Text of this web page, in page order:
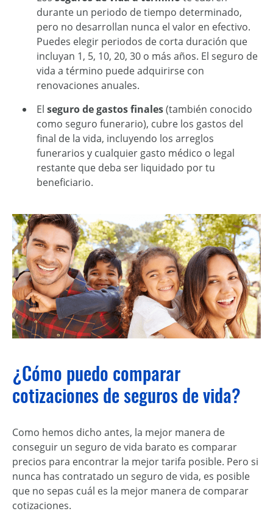
durante un periodo de tiempo determinado,
pero no desarrollan nunca el valor en efectivo.
Puedes elegir periodos de corta duración que
incluyan 1, 5, 10, 20, 30 o más años. El seguro de
vida a término puede adquirirse con
renovaciones anuales.
El seguro de gastos finales(también conocido
como seguro funerario), cubre los gastos del
final de la vida, incluyendo los arreglos
funerarios y cualquier gasto médico o legal
restante que deba ser liquidado por tu
beneficiario.
¿Cómo puedo comparar
cotizaciones de seguros de vida?
Como hemos dicho antes, la mejor manera de
conseguir un seguro de vida barato es comparar
precios para encontrar la mejor tarifa posible. Pero si
nunca has contratado un seguro de vida, es posible
que no sepas cuál es la mejor manera de comparar
cotizaciones.